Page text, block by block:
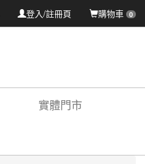
購物車 0
登入/註冊頁
實體門市